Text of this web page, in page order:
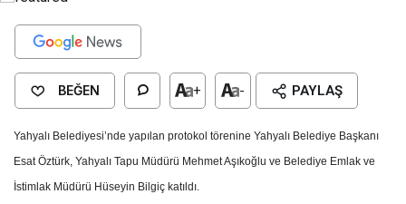
BEĞEN + - PAYLAŞ
Yahyalı Belediyesi’nde yapılan protokol törenine Yahyalı Belediye Başkanı
Esat Öztürk, Yahyalı Tapu Müdürü Mehmet Aşıkoğlu ve Belediye Emlak ve
İstimlak Müdürü Hüseyin Bilgiç katıldı.